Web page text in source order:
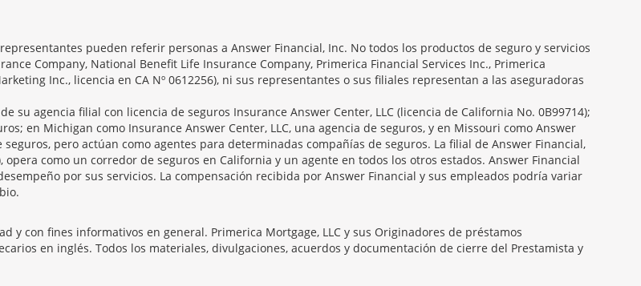
pueden referir personas a Answer Financial, Inc. No todos los productos de seguro y servicios
Company, National Benefit Life Insurance Company, Primerica Financial Services Inc., Primerica
Inc., licencia en CA Nº 0612256), ni sus representantes o sus filiales representan a las aseguradoras
su agencia filial con licencia de seguros Insurance Answer Center, LLC (licencia de California No. 0B99714);
en Michigan como Insurance Answer Center, LLC, una agencia de seguros, y en Missouri como Answer
pero actúan como agentes para determinadas compañías de seguros. La filial de Answer Financial,
opera como un corredor de seguros en California y un agente en todos los otros estados. Answer Financial
por sus servicios. La compensación recibida por Answer Financial y sus empleados podría variar
y con fines informativos en general. Primerica Mortgage, LLC y sus Originadores de préstamos
en inglés. Todos los materiales, divulgaciones, acuerdos y documentación de cierre del Prestamista y